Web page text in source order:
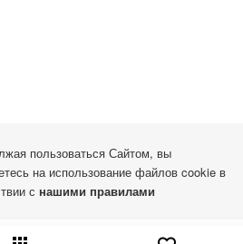
пользоваться Сайтом, вы
на использование файлов cookie в
с нашими правилами